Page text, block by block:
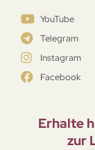
YouTube
Telegram
Instagram
Facebook
Erhalte
zur